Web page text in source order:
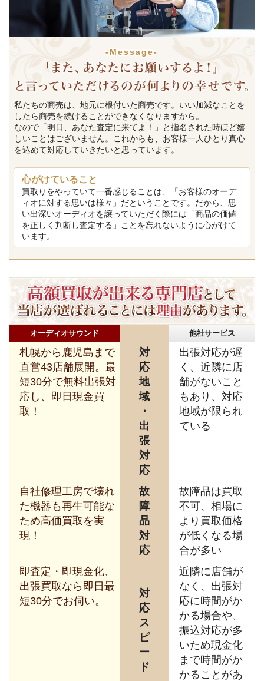
-Message-
私たちの商売は、地元に根付いた商売です。いい加減なことを
したら商売を続けることができなくなりますから。
なので「明日、あなた査定に来てよ！」と指名された時ほど嬉
しいことはございません。これからも、お客様一人ひとり真心
を込めて対応していきたいと思っています。
心がけていること
買取りをやっていて一番感じることは、「お客様のオーデ
ィオに対する思いは様々」だということです。だから、思
い出深いオーディオを譲っていただく際には「商品の価値
を正しく判断し査定する」ことを忘れないように心がけて
います。
オーディオサウンド 他社サービス
札幌から鹿児島まで
直営43店舗展開。最
短30分で無料出張対
応し、即日現金買
取！
対
応
地
域
・
出
張
対
応
出張対応が遅
く、近隣に店
舗がないこと
もあり、対応
地域が限られ
ている
自社修理工房で壊れ
た機器も再生可能な
ため高価買取を実
現！
故
障
品
対
応
故障品は買取
不可、相場に
より買取価格
が低くなる場
合が多い
即査定・即現金化、
出張買取なら即日最
短30分でお伺い。
対
応
ス
ピ
ー
ド
近隣に店舗が
なく、出張対
応に時間がか
かる場合や、
振込対応が多
いため現金化
まで時間がか
かることがあ